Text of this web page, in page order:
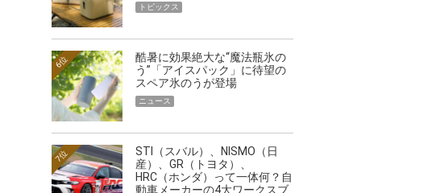
トピックス
酷暑に効果絶大な“魔法瓶氷の
う”「アイスパック」に待望の
スペア氷のうが登場
6位
ニュース
STI（スバル）、NISMO（日
産）、GR（トヨタ）、
HRC（ホンダ）って一体何？自
動車メーカーの4大ワークスブ
7位